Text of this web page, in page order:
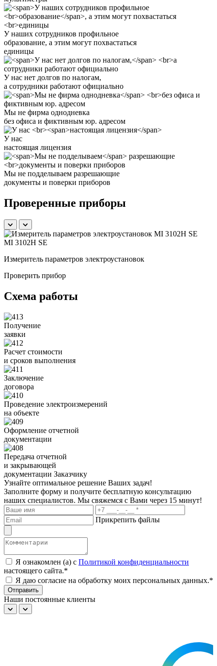
У наших сотрудников профильное
образование, а этим могут похвастаться
единицы
У нас нет долгов по налогам,
а сотрудники работают официально
Мы не фирма однодневка
без офиса и фиктивным юр. адресом
У нас
настоящая лицензия
Мы не подделываем разрешающие
документы и поверки приборов
Проверенные приборы
MI 3102H SE
Измеритель параметров электроустановок
Проверить прибор
Схема работы
Получение
заявки
Расчет стоимости
и сроков выполнения
Заключение
договора
Проведение электроизмерений
на объекте
Оформление отчетной
документации
Передача отчетной
и закрывающей
документации Заказчику
Узнайте оптимальное решение Ваших задач!
Заполните форму и получите бесплатную консультацию
наших специалистов. Мы свяжемся с Вами через 15 минут!
Прикрепить файлы
Я ознакомлен (а) с Политикой конфиденциальности
настоящего сайта.*
Я даю согласие на обработку моих персональных данных.*
Отправить
Наши постоянные клиенты